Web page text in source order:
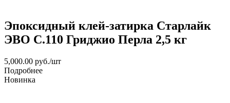
Эпоксидный клей-затирка Старлайк
ЭВО С.110 Гриджио Перла 2,5 кг
5,000.00 руб./шт
Подробнее
Новинка